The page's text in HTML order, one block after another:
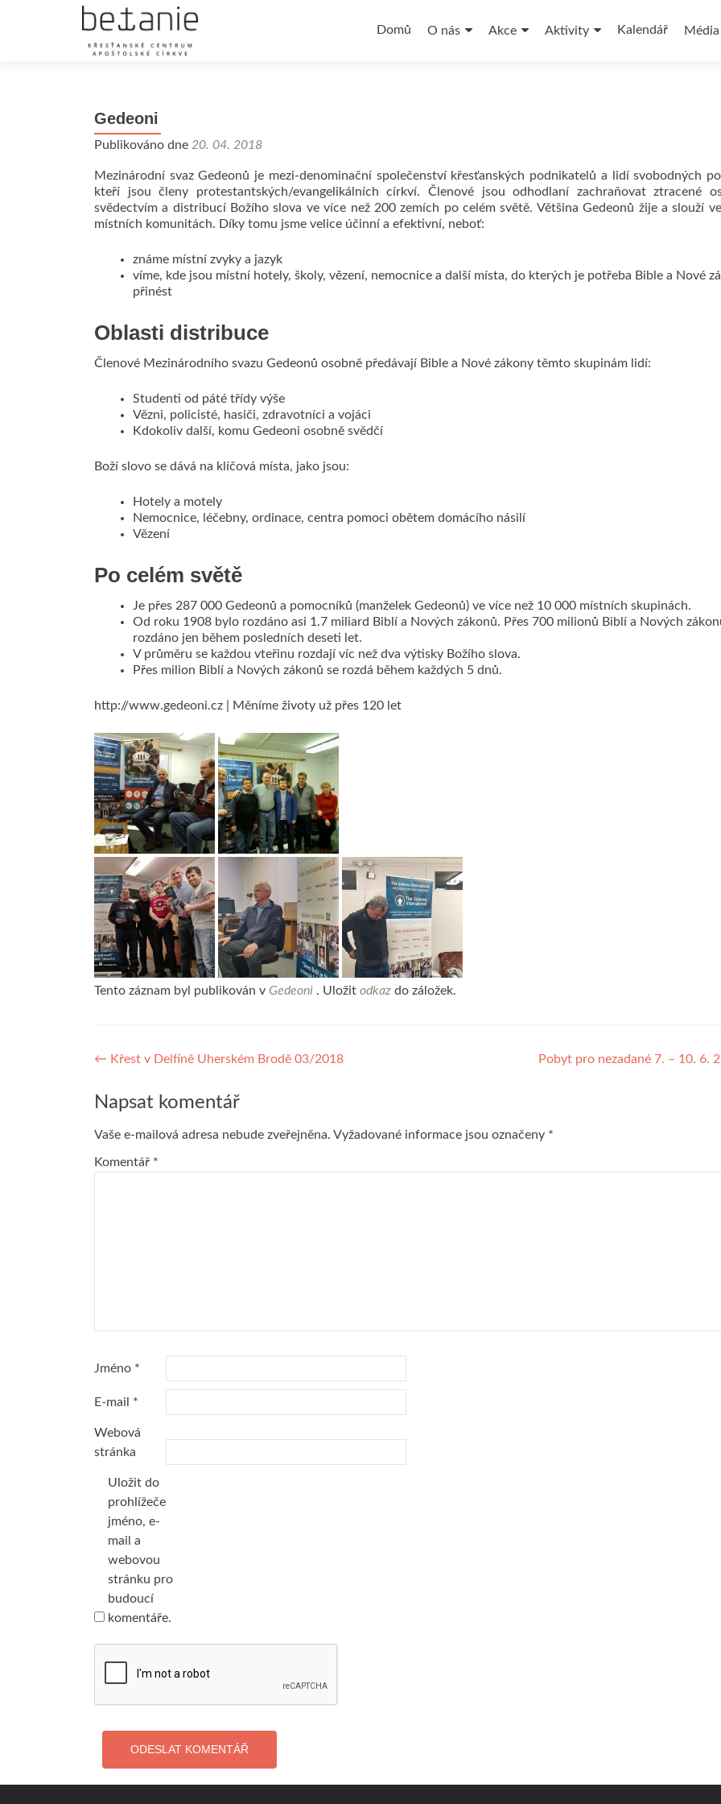
kDomů O nás Akce Aktivity Kalendář Média
Gedeoni
Publikováno dne 20. 04. 2018
Mezinárodní svaz Gedeonů je mezi-denominační společenství křesťanských podnikatelů a lidí svobodných
kteří jsou členy protestantských/evangelikálních církví. Členové jsou odhodlaní zachraňovat ztracené
svědectvím a distribucí Božího slova ve více než 200 zemích po celém světě. Většina Gedeonů žije a slouží
místních komunitách. Díky tomu jsme velice účinní a efektivní, neboť:
známe místní zvyky a jazyk
víme, kde jsou místní hotely, školy, vězení, nemocnice a další místa, do kterých je potřeba Bible a Nové
přinést
Oblasti distribuce
Členové Mezinárodního svazu Gedeonů osobně předávají Bible a Nové zákony těmto skupinám lidí:
Studenti od páté třídy výše
Vězni, policisté, hasiči, zdravotníci a vojáci
Kdokoliv další, komu Gedeoni osobně svědčí
Boží slovo se dává na klíčová místa, jako jsou:
Hotely a motely
Nemocnice, léčebny, ordinace, centra pomoci obětem domácího násilí
Vězení
Po celém světě
Je přes 287 000 Gedeonů a pomocníků (manželek Gedeonů) ve více než 10 000 místních skupinách.
Od roku 1908 bylo rozdáno asi 1.7 miliard Biblí a Nových zákonů. Přes 700 milionů Biblí a Nových
rozdáno jen během posledních deseti let.
V průměru se každou vteřinu rozdají víc než dva výtisky Božího slova.
Přes milion Biblí a Nových zákonů se rozdá během každých 5 dnů.
http://www.gedeoni.cz | Měníme životy už přes 120 let
Tento záznam byl publikován v Gedeoni . Uložit odkaz do záložek.
Navigace
pro
příspěvek
← Křest v Delfíně Uherském Brodě 03/2018 Pobyt pro nezadané 7. – 10. 6.
Napsat komentář
Vaše e-mailová adresa nebude zveřejněna. Vyžadované informace jsou označeny *
Komentář *
Jméno *
E-mail *
Webová
stránka
Uložit do
prohlížeče
jméno, e-
mail a
webovou
stránku pro
budoucí
komentáře.